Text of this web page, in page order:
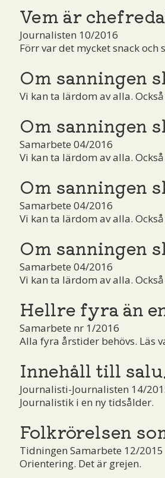
Vem är
Journalisten 10/2016
Förr var det mycket snack och
Om sanningen
Vi kan ta lärdom av alla.
Om sanningen
Samarbete 04/2016
Vi kan ta lärdom av alla.
Om sanningen
Samarbete 04/2016
Vi kan ta lärdom av alla.
Om sanningen
Samarbete 04/2016
Vi kan ta lärdom av alla.
Hellre fyra än
Samarbete nr 1/2016
Alla fyra årstider behövs. Läs
Innehåll till
Journalisti-Journalisten 14/
Journalistik i en ny tidsålder.
Folkrörelsen
Tidningen Samarbete 12/2015
Orientering. Det är grejen.